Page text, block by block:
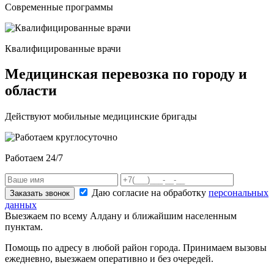
Современные программы
Квалифицированные врачи
Медицинская перевозка по городу и
области
Действуют мобильные медицинские бригады
Работаем 24/7
Заказать звонок Даю согласие на обработку персональных
данных
Выезжаем по всему Алдану и ближайшим населенным
пунктам.
Помощь по адресу в любой район города. Принимаем вызовы
ежедневно, выезжаем оперативно и без очередей.